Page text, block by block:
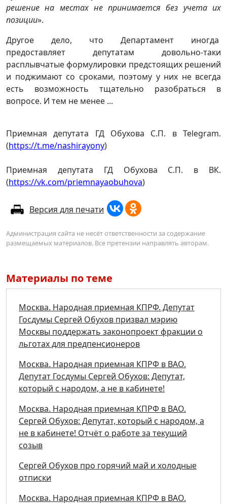
решение на местах не принимается без учета их
позиции».
Другое дело, что Департамент иногда
предоставляет депутатам довольно-таки
расплывчатые формулировки предстоящих решений
и поджимают со сроками, поэтому у них не всегда
есть возможность тщательно разобраться в
вопросе. И тем не менее ...
Приемная депутата ГД Обухова С.П. в Telegram.
(https://t.me/nashirayony)
Приемная депутата ГД Обухова С.П. в ВК.
(https://vk.com/priemnayaobuhova)
Версия для печати
Администрация сайта не несёт ответственности за содержание
размещаемых материалов. Все претензии направлять авторам.
Материалы по теме
Москва. Народная приемная КПРФ. Депутат
Госдумы Сергей Обухов призвал мэрию
Москвы поддержать законопроект фракции о
льготах для предпенсионеров
Москва. Народная приемная КПРФ в ВАО.
Депутат Госдумы Сергей Обухов: Депутат,
который с народом, а не в кабинете!
Москва. Народная приемная КПРФ в ВАО.
Сергей Обухов: Депутат, который с народом, а
не в кабинете! Отчёт о работе за текущий
созыв
Сергей Обухов про горячий май и холодные
отписки
Москва. Народная приемная КПРФ в ВАО.